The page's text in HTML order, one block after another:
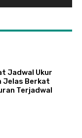
Jadwal Ukur
Jelas Berkat
Terjadwal